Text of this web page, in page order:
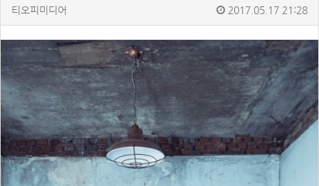
티오피미디어 2017.05.17 21:28